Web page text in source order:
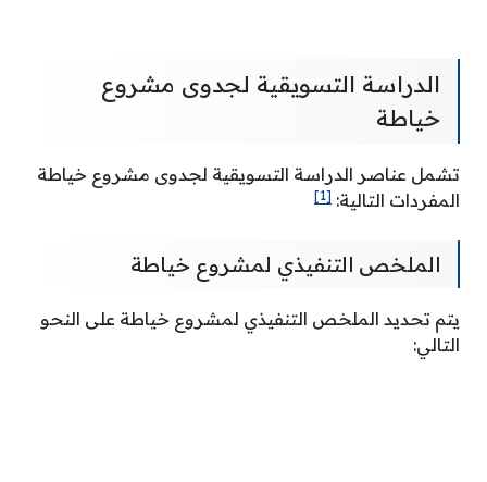
الدراسة التسويقية لجدوى مشروع
خياطة
تشمل عناصر الدراسة التسويقية لجدوى مشروع خياطة
المفردات التالية: [1]
الملخص التنفيذي لمشروع خياطة
يتم تحديد الملخص التنفيذي لمشروع خياطة على النحو
التالي: